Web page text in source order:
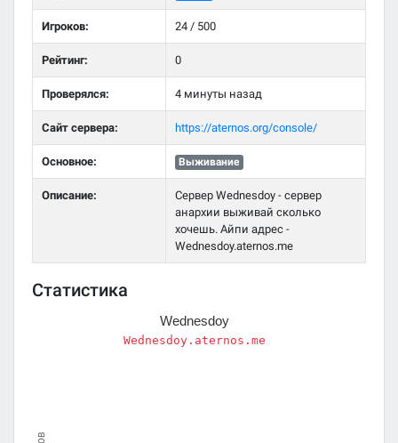
Игроков: 24 / 500
Рейтинг: 0
Проверялся: 4 минуты назад
Сайт сервера: https://aternos.org/console/
Основное: Выживание
Описание:
Сервер Wednesdoy - сервер
анархии выживай сколько
хочешь. Айпи адрес -
Wednesdoy.aternos.me
Статистика
Wednesdoy
Wednesdoy.aternos.me